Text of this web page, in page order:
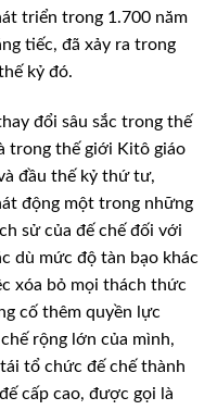
triển trong 1.700 năm
tiếc, đã xảy ra trong
kỷ đó.
đổi sâu sắc trong thế
trong thế giới Kitô giáo
đầu thế kỷ thứ tư,
động một trong những
sử của đế chế đối với
dù mức độ tàn bạo khác
xóa bỏ mọi thách thức
cố thêm quyền lực
rộng lớn của mình,
tổ chức đế chế thành
cấp cao, được gọi là